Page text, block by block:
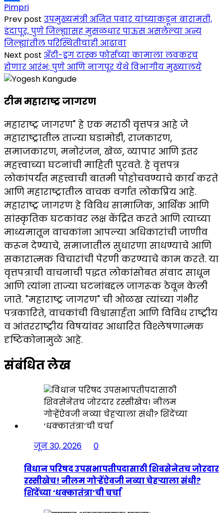
Share
Pimpri
Prev post उपमुख्यमंत्री अजित पवार यांच्याकडून बारामती,
इंदापूर, पुणे जिल्ह्यासह मुसळधार पाऊस असलेल्या अन्य
जिल्ह्यांतील परिस्थितीचाही आढावा
Next post अँटी-ड्रग टास्क फोर्सच्या कामाला लवकरच
होणार आरंभ; पुणे आणि नागपूर येथे विभागीय मुख्यालये
टीम महाराष्ट्र जागरण
महाराष्ट्र जागरण" हे एक मराठी वृत्तपत्र आहे जे
महाराष्ट्रातील ताज्या घडामोडी, राजकारण,
समाजकारण, मनोरंजन, खेळ, व्यापार आणि इतर
महत्त्वाच्या घटनांची माहिती पुरवते. हे वृत्तपत्र
लोकांपर्यंत महत्त्वाची बातमी पोहोचवण्याचे कार्य करते
आणि महाराष्ट्रातील वाचक वर्गात लोकप्रिय आहे.
महाराष्ट्र जागरण हे विविध सामाजिक, आर्थिक आणि
सांस्कृतिक घटकांवर लक्ष केंद्रित करते आणि त्याच्या
माध्यमातून वाचकांना आपल्या अधिकारांची जाणीव
करून देण्याचे, समाजातील सुधारणा साधण्याचे आणि
सकारात्मक विचारांची पेरणी करण्याचे काम करते. या
वृत्तपत्राची वाचनाची पद्धत लोकांसोबत संवाद साधून
आणि त्यांना ताज्या घटनांबद्दल जागरूक ठेवून केली
जाते. "महाराष्ट्र जागरण" ची ओळख त्यांच्या गंभीर
पत्रकारिते, वाचकांची विश्वासार्हता आणि विविध राष्ट्रीय
व आंतरराष्ट्रीय विषयांवर आधारित विश्लेषणात्मक
दृष्टिकोनामुळे आहे.
संबंधित लेख
जून 30, 2026
0
विधान परिषद उपसभापतीपदासाठी शिवसेनेतच जोरदार
रस्सीखेच! नीलम गोऱ्हेंऐवजी नव्या चेहऱ्याला संधी?
शिंदेंच्या ‘धक्कातंत्रा’ची चर्चा